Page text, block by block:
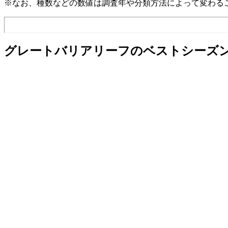
※なお、種数などの数値は調査年や分類方法によって変わる
グレートバリアリーフのベストシーズ